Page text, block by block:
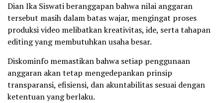
Dian Ika Siswati beranggapan bahwa nilai anggaran
tersebut masih dalam batas wajar, mengingat proses
produksi video melibatkan kreativitas, ide, serta tahapan
editing yang membutuhkan usaha besar.
Diskominfo memastikan bahwa setiap penggunaan
anggaran akan tetap mengedepankan prinsip
transparansi, efisiensi, dan akuntabilitas sesuai dengan
ketentuan yang berlaku.